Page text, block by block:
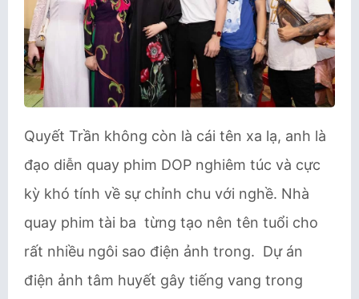
Quyết Trần không còn là cái tên xa lạ, anh là
đạo diễn quay phim DOP nghiêm túc và cực
kỳ khó tính về sự chỉnh chu với nghề. Nhà
quay phim tài ba từng tạo nên tên tuổi cho
rất nhiều ngôi sao điện ảnh trong. Dự án
điện ảnh tâm huyết gây tiếng vang trong